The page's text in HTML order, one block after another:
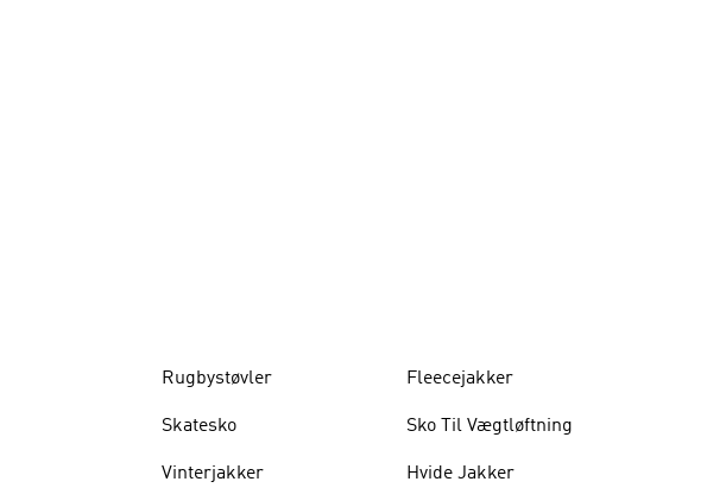
Rugbystøvler
Skatesko
Vinterjakker
Fleecejakker
Sko Til Vægtløftning
Hvide Jakker